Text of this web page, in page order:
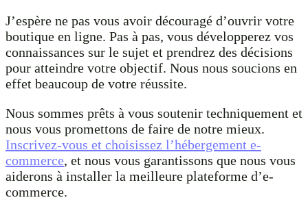
J’espère ne pas vous avoir découragé d’ouvrir votre
boutique en ligne. Pas à pas, vous développerez vos
connaissances sur le sujet et prendrez des décisions
pour atteindre votre objectif. Nous nous soucions en
effet beaucoup de votre réussite.
Nous sommes prêts à vous soutenir techniquement et
nous vous promettons de faire de notre mieux.
Inscrivez-vous et choisissez l’hébergement e-
commerce, et nous vous garantissons que nous vous
aiderons à installer la meilleure plateforme d’e-
commerce.